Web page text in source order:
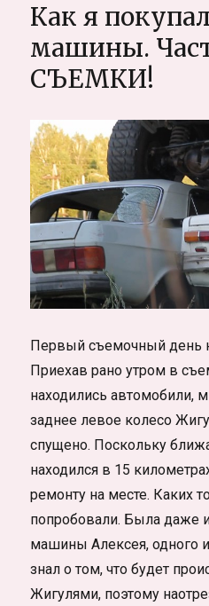
милосердия
«Катарсис»:
Накормим
и
приютим
Как я
машины.
СЪЕМКИ!
Первый съемочный день
Приехав рано утром в
находились автомобили,
заднее левое колесо
спущено. Поскольку
находился в 15
ремонту на месте. Каких
попробовали. Была даже
машины Алексея, одного
знал о том, что будет
Жигулями, поэтому